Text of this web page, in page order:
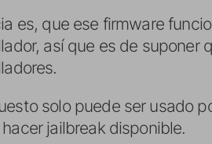
es, que ese firmware
así que es de suponer
solo puede ser usado
jailbreak disponible.